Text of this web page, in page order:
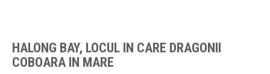
HALONG BAY, LOCUL IN CARE DRAGONII
COBOARA IN MARE